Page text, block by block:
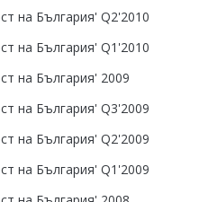
на България' Q2'2010
на България' Q1'2010
на България' 2009
на България' Q3'2009
на България' Q2'2009
на България' Q1'2009